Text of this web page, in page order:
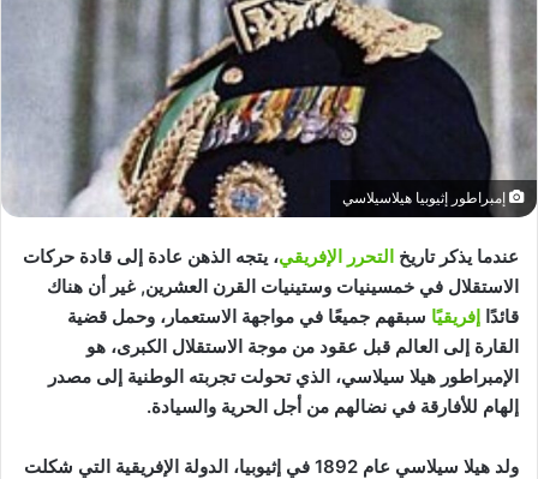
إمبراطور إثيوبيا هيلاسيلاسي
عندما يذكر تاريخ التحرر الإفريقي، يتجه الذهن عادة إلى قادة حركات
الاستقلال في خمسينيات وستينيات القرن العشرين, غير أن هناك
قائدًا إفريقيًا سبقهم جميعًا في مواجهة الاستعمار، وحمل قضية
القارة إلى العالم قبل عقود من موجة الاستقلال الكبرى، هو
الإمبراطور هيلا سيلاسي، الذي تحولت تجربته الوطنية إلى مصدر
إلهام للأفارقة في نضالهم من أجل الحرية والسيادة.
ولد هيلا سيلاسي عام 1892 في إثيوبيا، الدولة الإفريقية التي شكلت